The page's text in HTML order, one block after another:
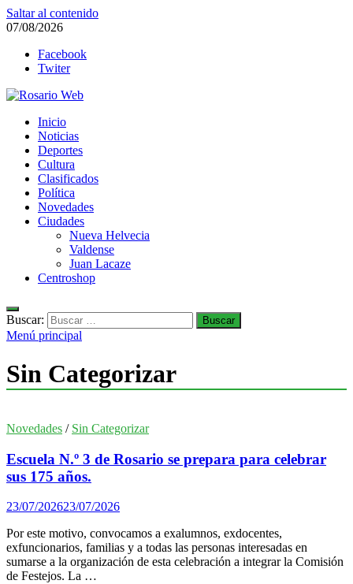
Saltar al contenido
07/08/2026
Facebook
Twiter
Rosario Web
Todas la noticias de Rosario y la zona
Inicio
Noticias
Deportes
Cultura
Clasificados
Política
Novedades
Ciudades
Nueva Helvecia
Valdense
Juan Lacaze
Centroshop
Buscar:
Menú principal
Sin Categorizar
Novedades / Sin Categorizar
Escuela N.º 3 de Rosario se prepara para celebrar
sus 175 años.
23/07/202623/07/2026
Por este motivo, convocamos a exalumnos, exdocentes,
exfuncionarios, familias y a todas las personas interesadas en
sumarse a la organización de esta celebración a integrar la Comisión
de Festejos. La …